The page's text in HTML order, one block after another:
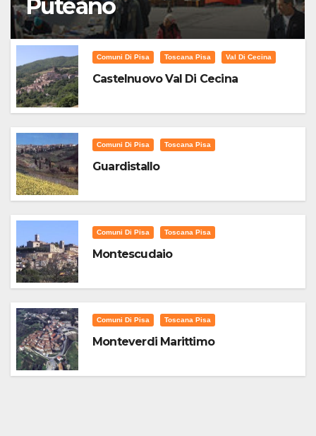
Puteano
Comuni Di Pisa Toscana Pisa Val Di Cecina
Castelnuovo Val Di Cecina
Comuni Di Pisa Toscana Pisa
Guardistallo
Comuni Di Pisa Toscana Pisa
Montescudaio
Comuni Di Pisa Toscana Pisa
Monteverdi Marittimo